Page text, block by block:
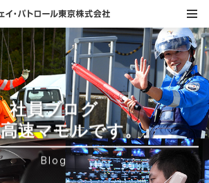
社員ブログ
速マモルです。』
Blog